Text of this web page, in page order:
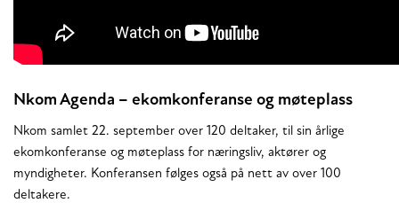
Nkom Agenda – ekomkonferanse og møteplass
Nkom samlet 22. september over 120 deltaker, til sin årlige
ekomkonferanse og møteplass for næringsliv, aktører og
myndigheter. Konferansen følges også på nett av over 100
deltakere.